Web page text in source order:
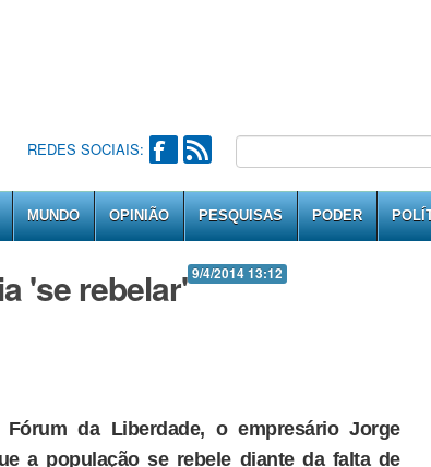
REDES SOCIAIS:
MUNDO OPINIÃO PESQUISAS PODER
9/4/2014 13:12
'se rebelar'
da Liberdade, o empresário Jorge
a população se rebele diante da falta de